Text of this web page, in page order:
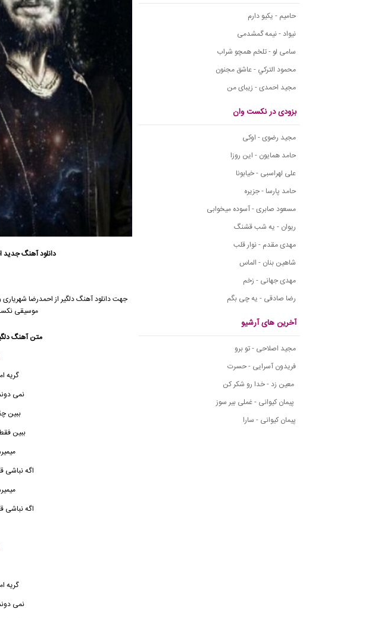
حامیم - یکیو دارم
نیواد - نیمه گمشدمی
سامی لو - تلخم همچو شراب
محمود التركي - عاشق مجنون
مجید احمدی - زیبای من
بزودی در نکست وان
مجید رضوی - اوکی
حامد همایون - این روزا
علی لهراسبی - خیابونا
حامد پارسا - جزیره
مسعود صابری - آسوده میخوابی
ریوان - یه شب قشنگ
مهدی مقدم - نوار قلب
شاهین بنان - الماس
مهدی جهانی - زخم
رضا صادقی - یه چی بگم
آخرین های آرشیو
مجید اصلاحی - تو برو
فریدون آسرایی - حسرت
معین زد - خدا رو شکر کن
پیمان کیوانی - غملی بیر سوز
پیمان کیوانی - سارا
دانلود آهنگ جدید
جهت دانلود آهنگ دلگیر از احمدرضا شهریاری
موسیقی
متن آهنگ
گریه
نمی
ببین
ببین
اگه نباشی
اگه نباشی
گریه
نمی